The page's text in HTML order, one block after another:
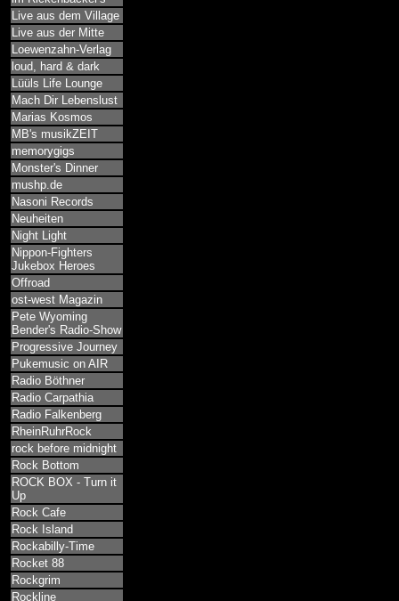
Live aus dem Village
Live aus der Mitte
Loewenzahn-Verlag
loud, hard & dark
Lüüls Life Lounge
Mach Dir Lebenslust
Marias Kosmos
MB's musikZEIT
memorygigs
Monster's Dinner
mushp.de
Nasoni Records
Neuheiten
Night Light
Nippon-Fighters
Jukebox Heroes
Offroad
ost-west Magazin
Pete Wyoming
Bender's Radio-Show
Progressive Journey
Pukemusic on AIR
Radio Böthner
Radio Carpathia
Radio Falkenberg
RheinRuhrRock
rock before midnight
Rock Bottom
ROCK BOX - Turn it
Up
Rock Cafe
Rock Island
Rockabilly-Time
Rocket 88
Rockgrim
Rockline